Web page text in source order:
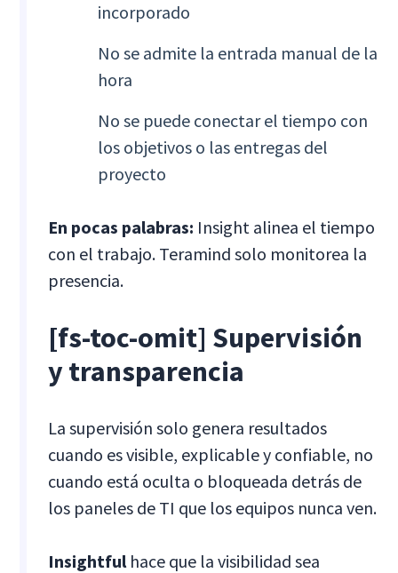
incorporado
No se admite la entrada manual de la
hora
No se puede conectar el tiempo con
los objetivos o las entregas del
proyecto
En pocas palabras: Insight alinea el tiempo
con el trabajo. Teramind solo monitorea la
presencia.
[fs-toc-omit] Supervisión
y transparencia
La supervisión solo genera resultados
cuando es visible, explicable y confiable, no
cuando está oculta o bloqueada detrás de
los paneles de TI que los equipos nunca ven.
Insightfulhace que la visibilidad sea